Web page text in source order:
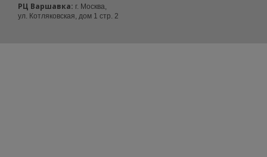
РЦ Варшавка: г. Москва,
ул. Котляковская, дом 1 стр. 2